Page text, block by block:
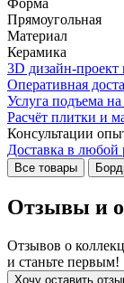
Форма
Прямоугольная
Материал
Керамика
3D дизайн-проект
Оперативная
Услуга подъема
Расчёт плитки и
Консультации
Доставка в любой
Все товары
Отзывы и
Отзывов о
и станьте первым!
Хочу оставить